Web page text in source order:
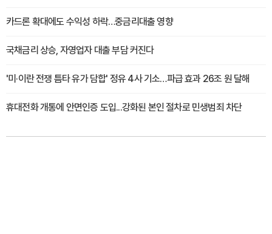
카드론 확대에도 수익성 하락…중금리대출 영향
국채금리 상승, 자영업자 대출 부담 커진다
'미·이란 전쟁 틈타 유가 담합' 정유 4사 기소…파급 효과 26조 원 달해
휴대전화 개통에 안면인증 도입...강화된 본인 절차로 민생범죄 차단